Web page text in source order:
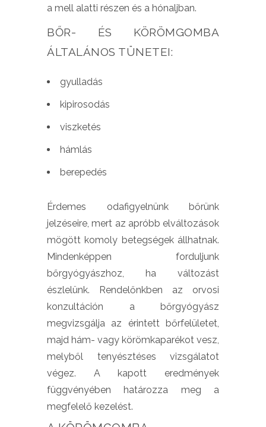
a mell alatti részen és a hónaljban.
BŐR- ÉS KÖRÖMGOMBA
ÁLTALÁNOS TÜNETEI:
gyulladás
kipirosodás
viszketés
hámlás
berepedés
Érdemes odafigyelnünk bőrünk
jelzéseire, mert az apróbb elváltozások
mögött komoly betegségek állhatnak.
Mindenképpen forduljunk
bőrgyógyászhoz, ha változást
észlelünk. Rendelőnkben az orvosi
konzultáción a bőrgyógyász
megvizsgálja az érintett bőrfelületet,
majd hám- vagy körömkaparékot vesz,
melyből tenyésztéses vizsgálatot
végez. A kapott eredmények
függvényében határozza meg a
megfelelő kezelést.